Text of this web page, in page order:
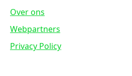
Over ons
Webpartners
Privacy Policy